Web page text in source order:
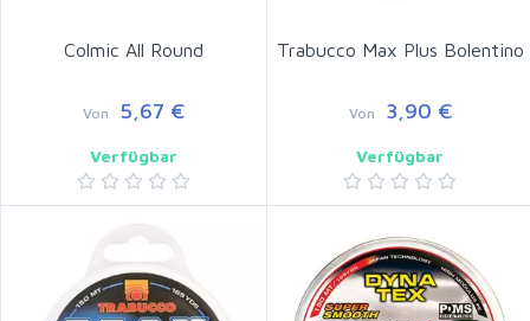
Colmic All Round
Von 5,67 €
Verfügbar
Trabucco Max Plus Bolentino
Von 3,90 €
Verfügbar